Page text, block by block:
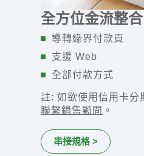
全方位金流整
導轉綠界付款頁
支援 Web
全部付款方式
註: 如欲使用信用卡分
聯繫銷售顧問 。
串接規格 >